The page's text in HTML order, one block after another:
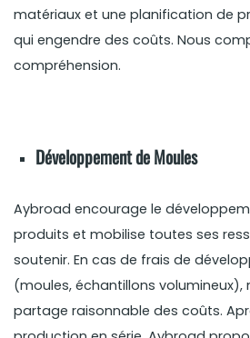
matériaux et une planification de
qui engendre des coûts. Nous
compréhension.
Développement de Moules
Aybroad encourage le
produits et mobilise toutes ses
soutenir. En cas de frais de
(moules, échantillons volumineux),
partage raisonnable des coûts.